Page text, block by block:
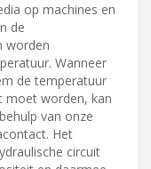
op machines en
de
worden
Wanneer
de temperatuur
moet worden, kan
van onze
Het
circuit